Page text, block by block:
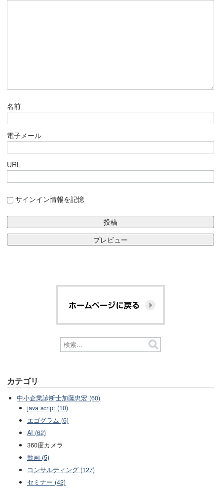
名前
電子メール
URL
サインイン情報を記憶
カテゴリ
中小企業診断士加藤忠宏 (60)
java script (10)
エゴグラム (6)
AI (62)
360度カメラ
動画 (5)
コンサルティング (127)
セミナー (42)